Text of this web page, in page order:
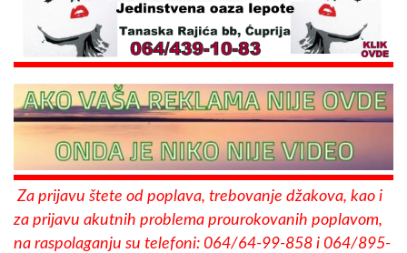
Za prijavu štete od poplava, trebovanje džakova, kao i
za prijavu akutnih problema prourokovanih poplavom,
na raspolaganju su telefoni: 064/64-99-858 i 064/895-